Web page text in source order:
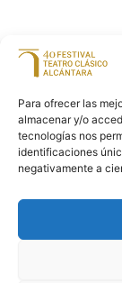
Para ofrecer las
almacenar y/o
tecnologías nos
identificaciones
negativamente a